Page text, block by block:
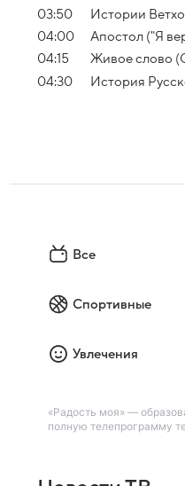
03:50
Истории
04:00
Апостол ("Я
04:15
Живое слово
04:30
История
Все
Спортивные
Увлечения
«Радость моя» —
полную телепрограмму